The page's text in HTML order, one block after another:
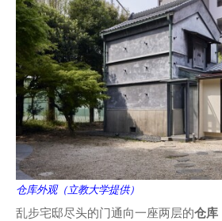
仓库外观（立教大学提供）
乱步宅邸尽头的门通向一座两层的仓库